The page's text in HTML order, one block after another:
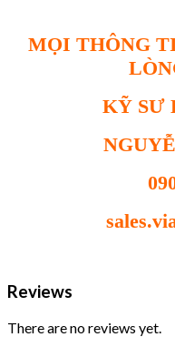
MỌI THÔNG
KỸ SƯ
Reviews
There are no reviews yet.